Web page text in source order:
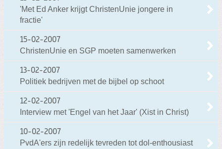
'Met Ed Anker krijgt ChristenUnie jongere in
fractie'
15-02-2007
ChristenUnie en SGP moeten samenwerken
13-02-2007
Politiek bedrijven met de bijbel op schoot
12-02-2007
Interview met 'Engel van het Jaar' (Xist in Christ)
10-02-2007
PvdA'ers zijn redelijk tevreden tot dol-enthousiast